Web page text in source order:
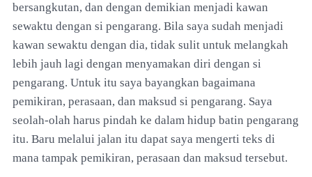
bersangkutan, dan dengan demikian menjadi kawan
sewaktu dengan si pengarang. Bila saya sudah menjadi
kawan sewaktu dengan dia, tidak sulit untuk melangkah
lebih jauh lagi dengan menyamakan diri dengan si
pengarang. Untuk itu saya bayangkan bagaimana
pemikiran, perasaan, dan maksud si pengarang. Saya
seolah-olah harus pindah ke dalam hidup batin pengarang
itu. Baru melalui jalan itu dapat saya mengerti teks di
mana tampak pemikiran, perasaan dan maksud tersebut.